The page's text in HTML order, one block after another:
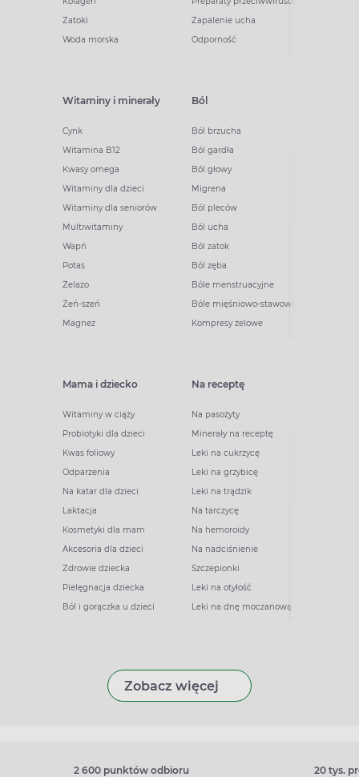
Zatoki
Woda morska
Zapalenie ucha
Odporność
Witaminy i minerały
Cynk
Witamina B12
Kwasy omega
Witaminy dla dzieci
Witaminy dla seniorów
Multiwitaminy
Wapń
Potas
Żelazo
Żeń-szeń
Magnez
Ból
Ból brzucha
Ból gardła
Ból głowy
Migrena
Ból pleców
Ból ucha
Ból zatok
Ból zęba
Bóle menstruacyjne
Bóle mięśniowo-stawowe
Kompresy żelowe
Mama i dziecko
Witaminy w ciąży
Probiotyki dla dzieci
Kwas foliowy
Odparzenia
Na katar dla dzieci
Laktacja
Kosmetyki dla mam
Akcesoria dla dzieci
Zdrowie dziecka
Pielęgnacja dziecka
Ból i gorączka u dzieci
Na receptę
Na pasożyty
Minerały na receptę
Leki na cukrzycę
Leki na grzybicę
Leki na trądzik
Na tarczycę
Na hemoroidy
Na nadciśnienie
Szczepionki
Leki na otyłość
Leki na dnę moczanową
Zobacz więcej
2 600 punktów odbioru 20 tys.